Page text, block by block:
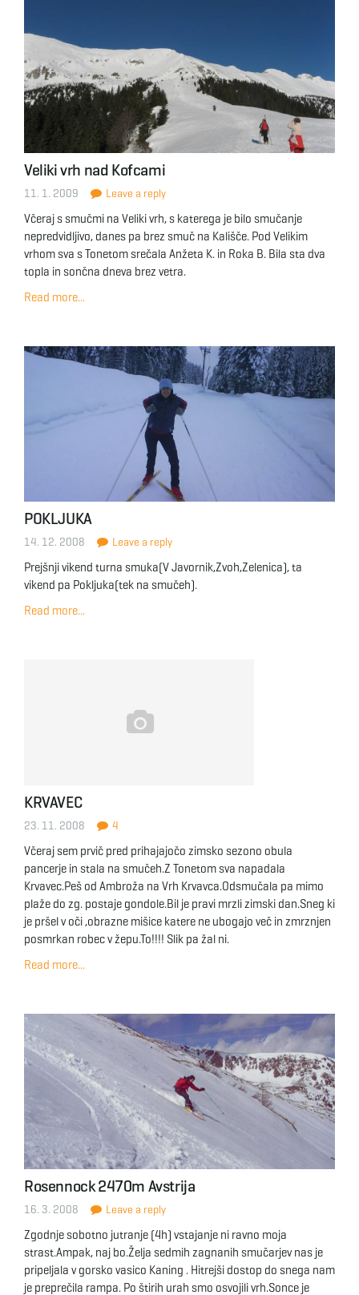
Veliki vrh nad Kofcami
11. 1. 2009 Leave a reply
Včeraj s smučmi na Veliki vrh, s katerega je bilo smučanje
nepredvidljivo, danes pa brez smuč na Kališče. Pod Velikim
vrhom sva s Tonetom srečala Anžeta K. in Roka B. Bila sta dva
topla in sončna dneva brez vetra.
Read more...
POKLJUKA
14. 12. 2008 Leave a reply
Prejšnji vikend turna smuka(V Javornik,Zvoh,Zelenica), ta
vikend pa Pokljuka(tek na smučeh).
Read more...
KRVAVEC
23. 11. 2008 4
Včeraj sem prvič pred prihajajočo zimsko sezono obula
pancerje in stala na smučeh.Z Tonetom sva napadala
Krvavec.Peš od Ambroža na Vrh Krvavca.Odsmučala pa mimo
plaže do zg. postaje gondole.Bil je pravi mrzli zimski dan.Sneg ki
je pršel v oči ,obrazne mišice katere ne ubogajo več in zmrznjen
posmrkan robec v žepu.To!!!! Slik pa žal ni.
Read more...
Rosennock 2470m Avstrija
16. 3. 2008 Leave a reply
Zgodnje sobotno jutranje (4h) vstajanje ni ravno moja
strast.Ampak, naj bo.Želja sedmih zagnanih smučarjev nas je
pripeljala v gorsko vasico Kaning . Hitrejši dostop do snega nam
je preprečila rampa. Po štirih urah smo osvojili vrh.Sonce je